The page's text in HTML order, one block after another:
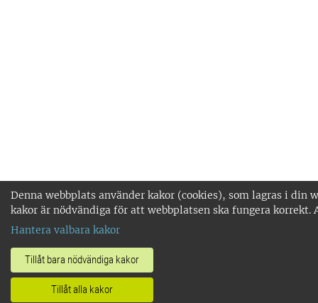
Denna webbplats använder kakor (cookies), som lagras i din
kakor är nödvändiga för att webbplatsen ska fungera korrekt.
Hantera valbara kakor
Tillåt bara nödvändiga kakor
Tillåt alla kakor